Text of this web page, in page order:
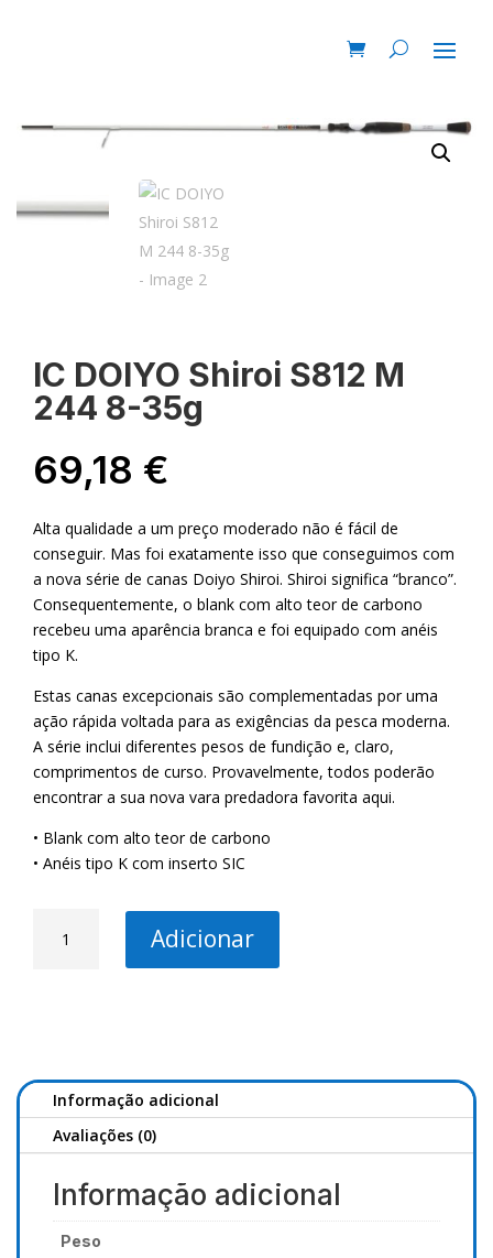
IC DOIYO Shiroi S812 M
244 8-35g
69,18 €
Alta qualidade a um preço moderado não é fácil de
conseguir. Mas foi exatamente isso que conseguimos com
a nova série de canas Doiyo Shiroi. Shiroi significa “branco”.
Consequentemente, o blank com alto teor de carbono
recebeu uma aparência branca e foi equipado com anéis
tipo K.
Estas canas excepcionais são complementadas por uma
ação rápida voltada para as exigências da pesca moderna.
A série inclui diferentes pesos de fundição e, claro,
comprimentos de curso. Provavelmente, todos poderão
encontrar a sua nova vara predadora favorita aqui.
• Blank com alto teor de carbono
• Anéis tipo K com inserto SIC
244
8-
35g
Adicionar
Informação adicional
Avaliações (0)
Informação adicional
Peso